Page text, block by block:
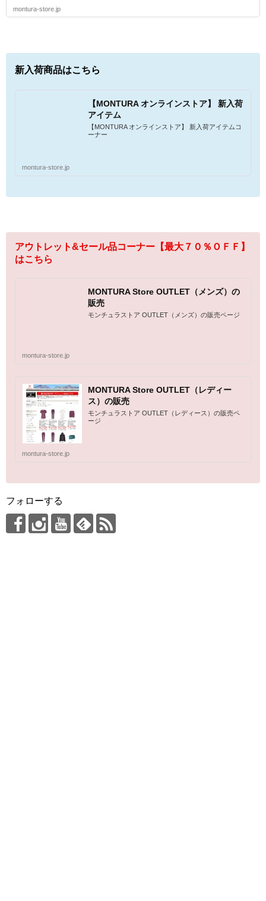
montura-store.jp
新入荷商品はこちら
【MONTURA オンラインストア】 新入荷
アイテム
【MONTURA オンラインストア】 新入荷アイテムコ
ーナー
montura-store.jp
アウトレット&セール品コーナー【最大７０％ＯＦＦ】
はこちら
MONTURA Store OUTLET（メンズ）の
販売
モンチュラストア OUTLET（メンズ）の販売ページ
montura-store.jp
MONTURA Store OUTLET（レディー
ス）の販売
モンチュラストア OUTLET（レディース）の販売ペ
ージ
montura-store.jp
フォローする